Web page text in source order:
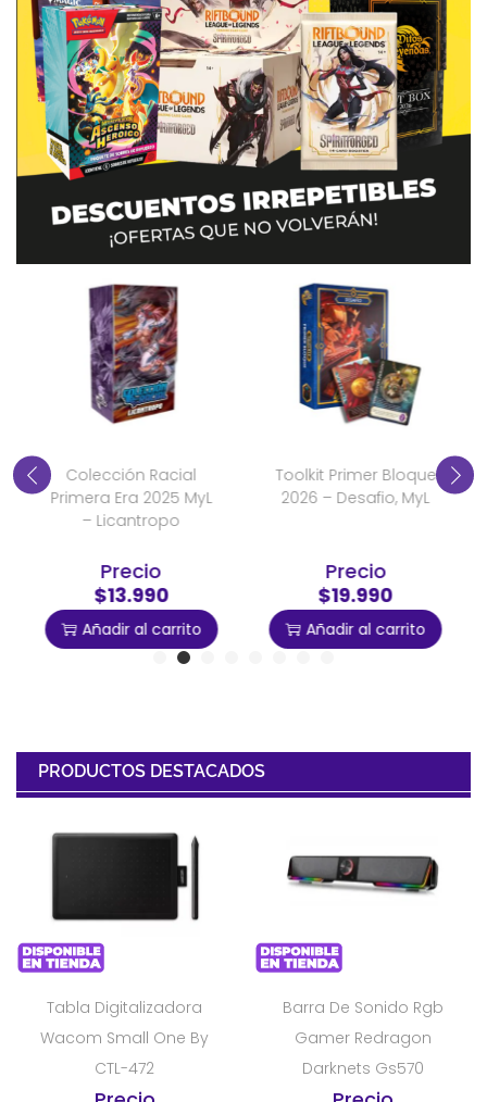
Colección Racial
Primera Era 2025 MyL
– Licantropo
Precio
$13.990
Añadir al carrito
Toolkit Primer Bloque
2026 – Desafio, MyL
Precio
$19.990
Añadir al carrito
PRODUCTOS DESTACADOS
Tabla Digitalizadora
Wacom Small One By
CTL-472
Barra De Sonido Rgb
Gamer Redragon
Darknets Gs570